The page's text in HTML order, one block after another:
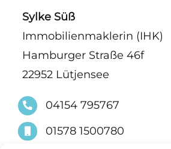
field
should
be
left
blank
Sylke Süß
Immobilienmaklerin (IHK)
Hamburger Straße 46f
22952 Lütjensee
04154 795767
01578 1500780